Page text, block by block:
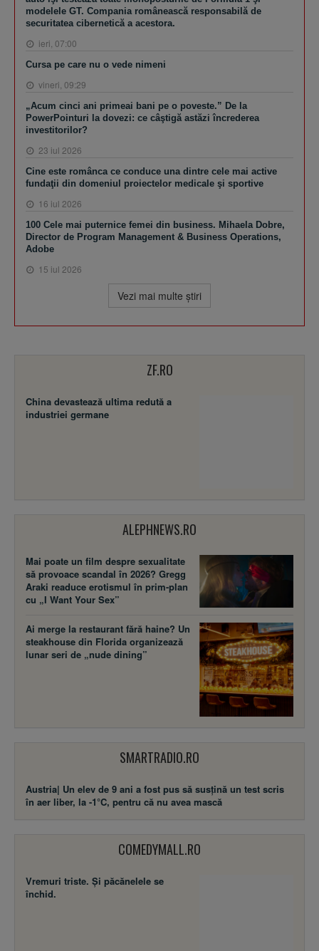
modelele GT. Compania românească responsabilă de
securitatea cibernetică a acestora.
ieri, 07:00
Cursa pe care nu o vede nimeni
vineri, 09:29
„Acum cinci ani primeai bani pe o poveste.” De la
PowerPointuri la dovezi: ce câştigă astăzi încrederea
investitorilor?
23 iul 2026
Cine este românca ce conduce una dintre cele mai active
fundaţii din domeniul proiectelor medicale şi sportive
16 iul 2026
100 Cele mai puternice femei din business. Mihaela Dobre,
Director de Program Management & Business Operations,
Adobe
15 iul 2026
Vezi mai multe ştiri
ZF.RO
China devastează ultima redută a
industriei germane
ALEPHNEWS.RO
Mai poate un film despre sexualitate
să provoace scandal în 2026? Gregg
Araki readuce erotismul în prim-plan
cu „I Want Your Sex”
Ai merge la restaurant fără haine? Un
steakhouse din Florida organizează
lunar seri de „nude dining”
SMARTRADIO.RO
Austria| Un elev de 9 ani a fost pus să susţină un test scris
în aer liber, la -1°C, pentru că nu avea mască
COMEDYMALL.RO
Vremuri triste. Şi păcănelele se
închid.